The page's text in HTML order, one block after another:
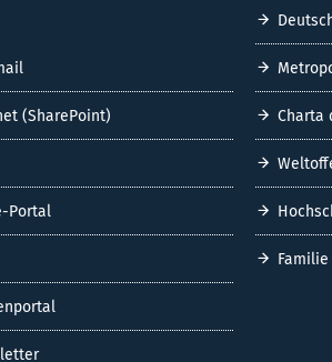
(SharePoint)
Portal
Charta